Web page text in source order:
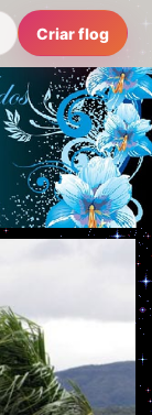
Criar flog